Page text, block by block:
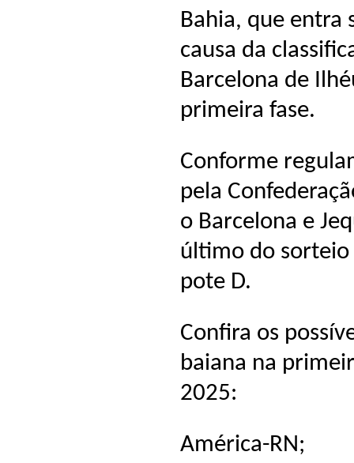
Bahia, que entra
causa da
Barcelona de
primeira fase.
Conforme
pela
o Barcelona e
último do
pote D.
Confira os
baiana na
2025:
América-RN;